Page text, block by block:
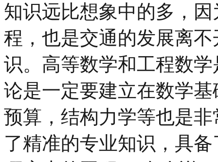
知识远比想象中的多，
程，也是交通的发展离
识。高等数学和工程数
论是一定要建立在数学
预算，结构力学等也是
了精准的专业知识，具